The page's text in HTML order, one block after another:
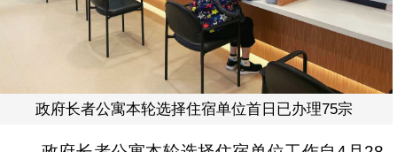
政府长者公寓本轮选择住宿单位首日已办理75宗